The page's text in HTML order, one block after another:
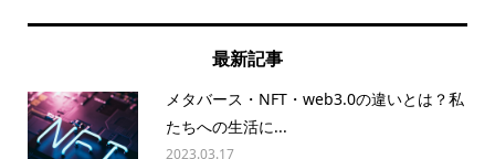
最新記事
メタバース・NFT・web3.0の違いとは？私
たちへの生活に...
2023.03.17